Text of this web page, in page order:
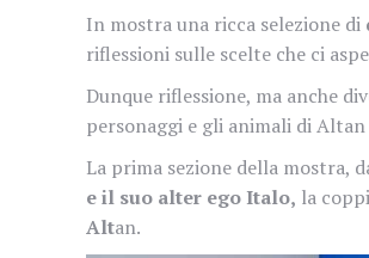
In mostra una ricca selezione di
riflessioni sulle scelte che ci
Dunque riflessione, ma anche
personaggi e gli animali di
La prima sezione della mostra,
e il suo alter ego Italo, la
Altan.